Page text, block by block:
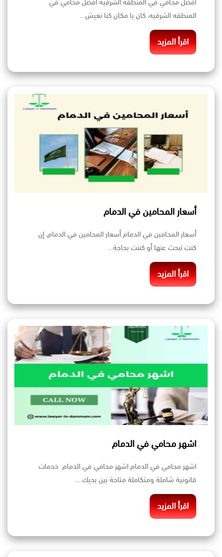
المنطقه الشرقيه، كان يا مكان كنا نعيش…
اقرأ المزيد
أسعار المحامين في الدمام
أسعار المحامين في الدمام أسعار المحامين في الدمام، إن
كنت تبحث عنها أو كننت بحاجة…
اقرأ المزيد
اشهر محامي في الدمام
اشهر محامي في الدمام اشهر محامي في الدمام. خدمات
قانونية شاملة ومتكاملة متاحة بين يديك.…
اقرأ المزيد